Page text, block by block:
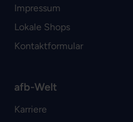
Impressum
Lokale Shops
Kontaktformular
afb-Welt
Karriere